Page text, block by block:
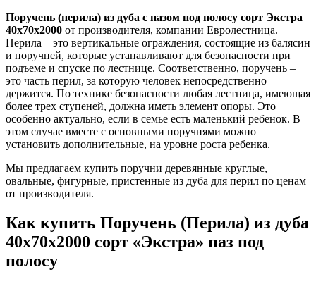
Поручень (перила) из дуба с пазом под полосу сорт Экстра
40х70х2000 от производителя, компании Евролестница.
Перила – это вертикальные ограждения, состоящие из балясин
и поручней, которые устанавливают для безопасности при
подъеме и спуске по лестнице. Соответственно, поручень –
это часть перил, за которую человек непосредственно
держится. По технике безопасности любая лестница, имеющая
более трех ступеней, должна иметь элемент опоры. Это
особенно актуально, если в семье есть маленький ребенок. В
этом случае вместе с основными поручнями можно
установить дополнительные, на уровне роста ребенка.
Мы предлагаем купить поручни деревянные круглые,
овальные, фигурные, пристенные из дуба для перил по ценам
от производителя.
Как купить Поручень (Перила) из дуба
40x70x2000 сорт «Экстра» паз под
полосу